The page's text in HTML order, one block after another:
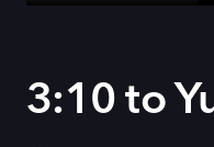
3:10 to